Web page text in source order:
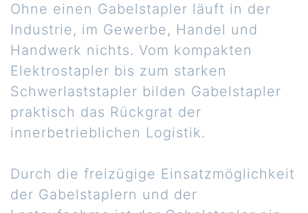
Ohne einen Gabelstapler läuft in der
Industrie, im Gewerbe, Handel und
Handwerk nichts. Vom kompakten
Elektrostapler bis zum starken
Schwerlaststapler bilden Gabelstapler
praktisch das Rückgrat der
innerbetrieblichen Logistik.
Durch die freizügige Einsatzmöglichkeit
der Gabelstaplern und der